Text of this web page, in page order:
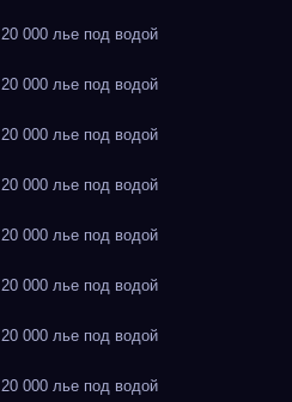
000 лье под водой
000 лье под водой
000 лье под водой
000 лье под водой
000 лье под водой
000 лье под водой
000 лье под водой
000 лье под водой